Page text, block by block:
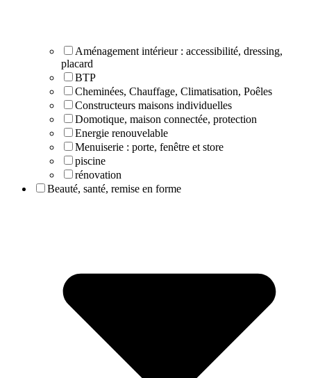
Aménagement intérieur : accessibilité, dressing,
placard
BTP
Cheminées, Chauffage, Climatisation, Poêles
Constructeurs maisons individuelles
Domotique, maison connectée, protection
Energie renouvelable
Menuiserie : porte, fenêtre et store
piscine
rénovation
Beauté, santé, remise en forme